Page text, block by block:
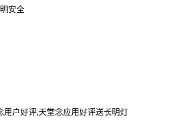
安全
户好评,天堂念应用好评送长明灯